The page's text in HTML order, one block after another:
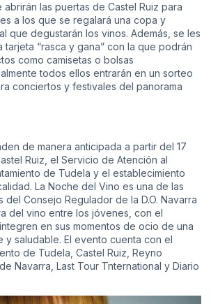
abrirán las puertas de Castel Ruiz para
a los que se regalará una copa y
que degustarán los vinos. Además, se les
tarjeta “rasca y gana” con la que podrán
como camisetas o bolsas
todos ellos entrarán en un sorteo
conciertos y festivales del panorama
de manera anticipada a partir del 17
Ruiz, el Servicio de Atención al
de Tudela y el establecimiento
La Noche del Vino es una de las
del Consejo Regulador de la D.O. Navarra
del vino entre los jóvenes, con el
en sus momentos de ocio de una
y saludable. El evento cuenta con el
de Tudela, Castel Ruiz, Reyno
Navarra, Last Tour Tnternational y Diario